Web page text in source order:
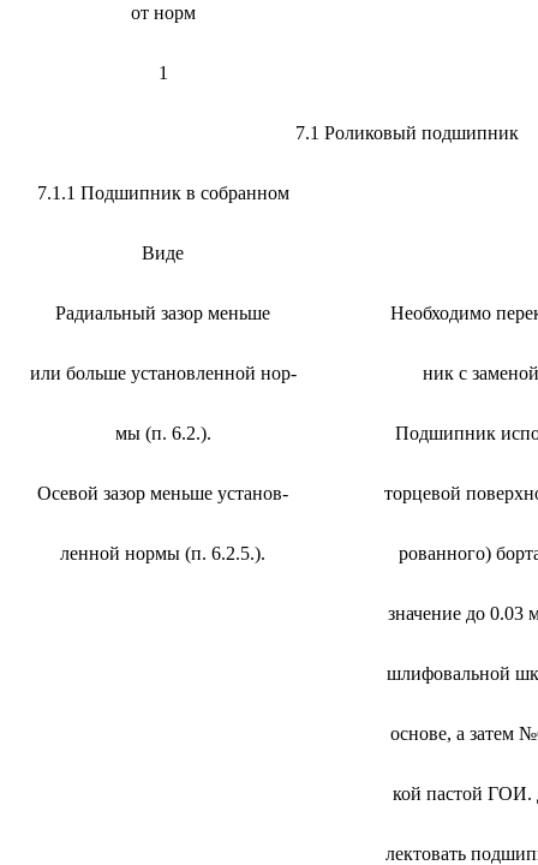
от норм
1
7.1 Роликовый подшипник
7.1.1 Подшипник в собранном
Виде
Радиальный зазор меньше Необходимо
или больше установленной нор- ник с
мы (п. 6.2.). Подшипник
Осевой зазор меньше установ- торцевой
ленной нормы (п. 6.2.5.). рованного)
значение до 0.03
шлифовальной
основе, а затем
кой пастой ГОИ.
лектовать